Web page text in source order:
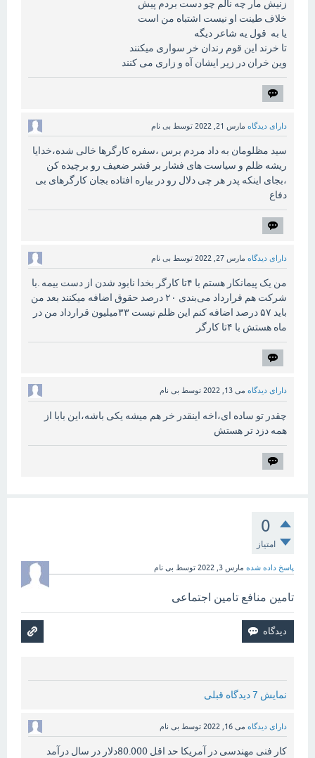
زنیش مار چه نالم چو دست بردم پیش
خلاف طینت او نیست اشتباه من است
یا به قول یه شاعر دیگه
تا خرند این قوم رندان خر سواری میکنند
وین خران در زیر ایشان آه و زاری می کنند
دارای دیدگاه مارس 21, 2022 توسط بی نام
سید مظلومان به داد مردم برس ،سفره کارگرها خالی شده،خدایا
ریشه ظلم و سیاست های فشار بر قشر ضعیف رو برچیده کن
،بجای اینکه پدر هر چی دلال رو در بیاره افتاده بجان کارگرهای بی
دفاع
دارای دیدگاه مارس 27, 2022 توسط بی نام
من یک پیمانکار هستم با ۴تا کارگر بخدا نابود شدن از دست بیمه .با
شرکت هم قرارداد می‌بندی ۲۰ درصد حقوق اضافه میکنند بعد من
باید ۵۷ درصد اضافه کنم این ظلم نیست ۳۳میلیون قرارداد من در
ماه هستش با ۴تا کارگر
دارای دیدگاه می 13, 2022 توسط بی نام
چقدر تو ساده ای،اخه اینقدر خر هم میشه یکی باشه،این بابا از
همه دزد تر هستش
0
امتیاز
پاسخ داده شده مارس 3, 2022 توسط بی نام
تامین منافع تامین اجتماعی
نمایش 7 دیدگاه قبلی
دارای دیدگاه می 16, 2022 توسط بی نام
کار فنی مهندسی در آمریکا حد اقل 80.000دلار در سال درآمد